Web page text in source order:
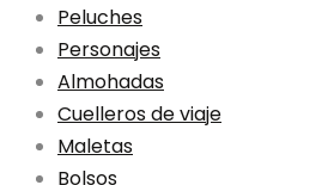
Peluches
Personajes
Almohadas
Cuelleros de viaje
Maletas
Bolsos